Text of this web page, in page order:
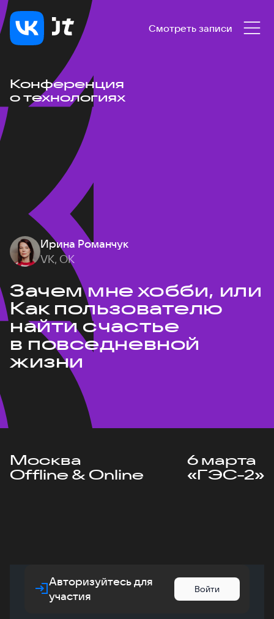
Смотреть записи
Конференция
о технологиях
Ирина Романчук
VK, ОК
Зачем мне хобби, или
Как пользователю
найти счастье
в повседневной
жизни
Москва
Offline & Online
6 марта
«ГЭС-2»
Авторизуйтесь для
участия
Войти